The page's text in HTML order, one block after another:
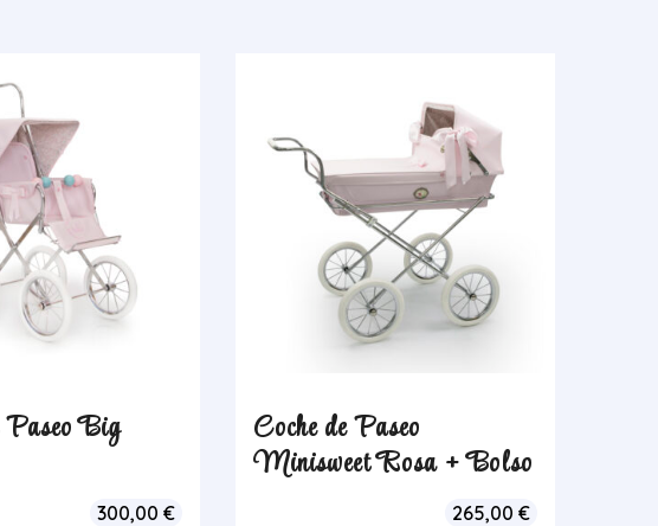
Big
300,00 €
Coche de Paseo
Minisweet Rosa + Bolso
265,00 €